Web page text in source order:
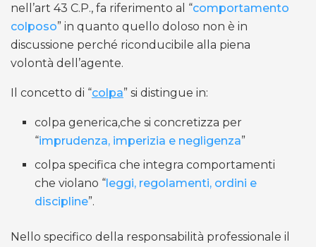
nell’art 43 C.P., fa riferimento al “comportamento
colposo” in quanto quello doloso non è in
discussione perché riconducibile alla piena
volontà dell’agente.
Il concetto di “colpa” si distingue in:
colpa generica,che si concretizza per
“imprudenza, imperizia e negligenza”
colpa specifica che integra comportamenti
che violano “leggi, regolamenti, ordini e
discipline”.
Nello specifico della responsabilità professionale il